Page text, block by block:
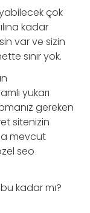
çok
kadar
var ve sizin
sınır yok.
yukarı
gereken
sitenizin
mevcut
seo
kadar mı?